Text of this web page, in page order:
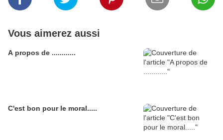
Vous aimerez aussi
A propos de ............
C'est bon pour le moral.....